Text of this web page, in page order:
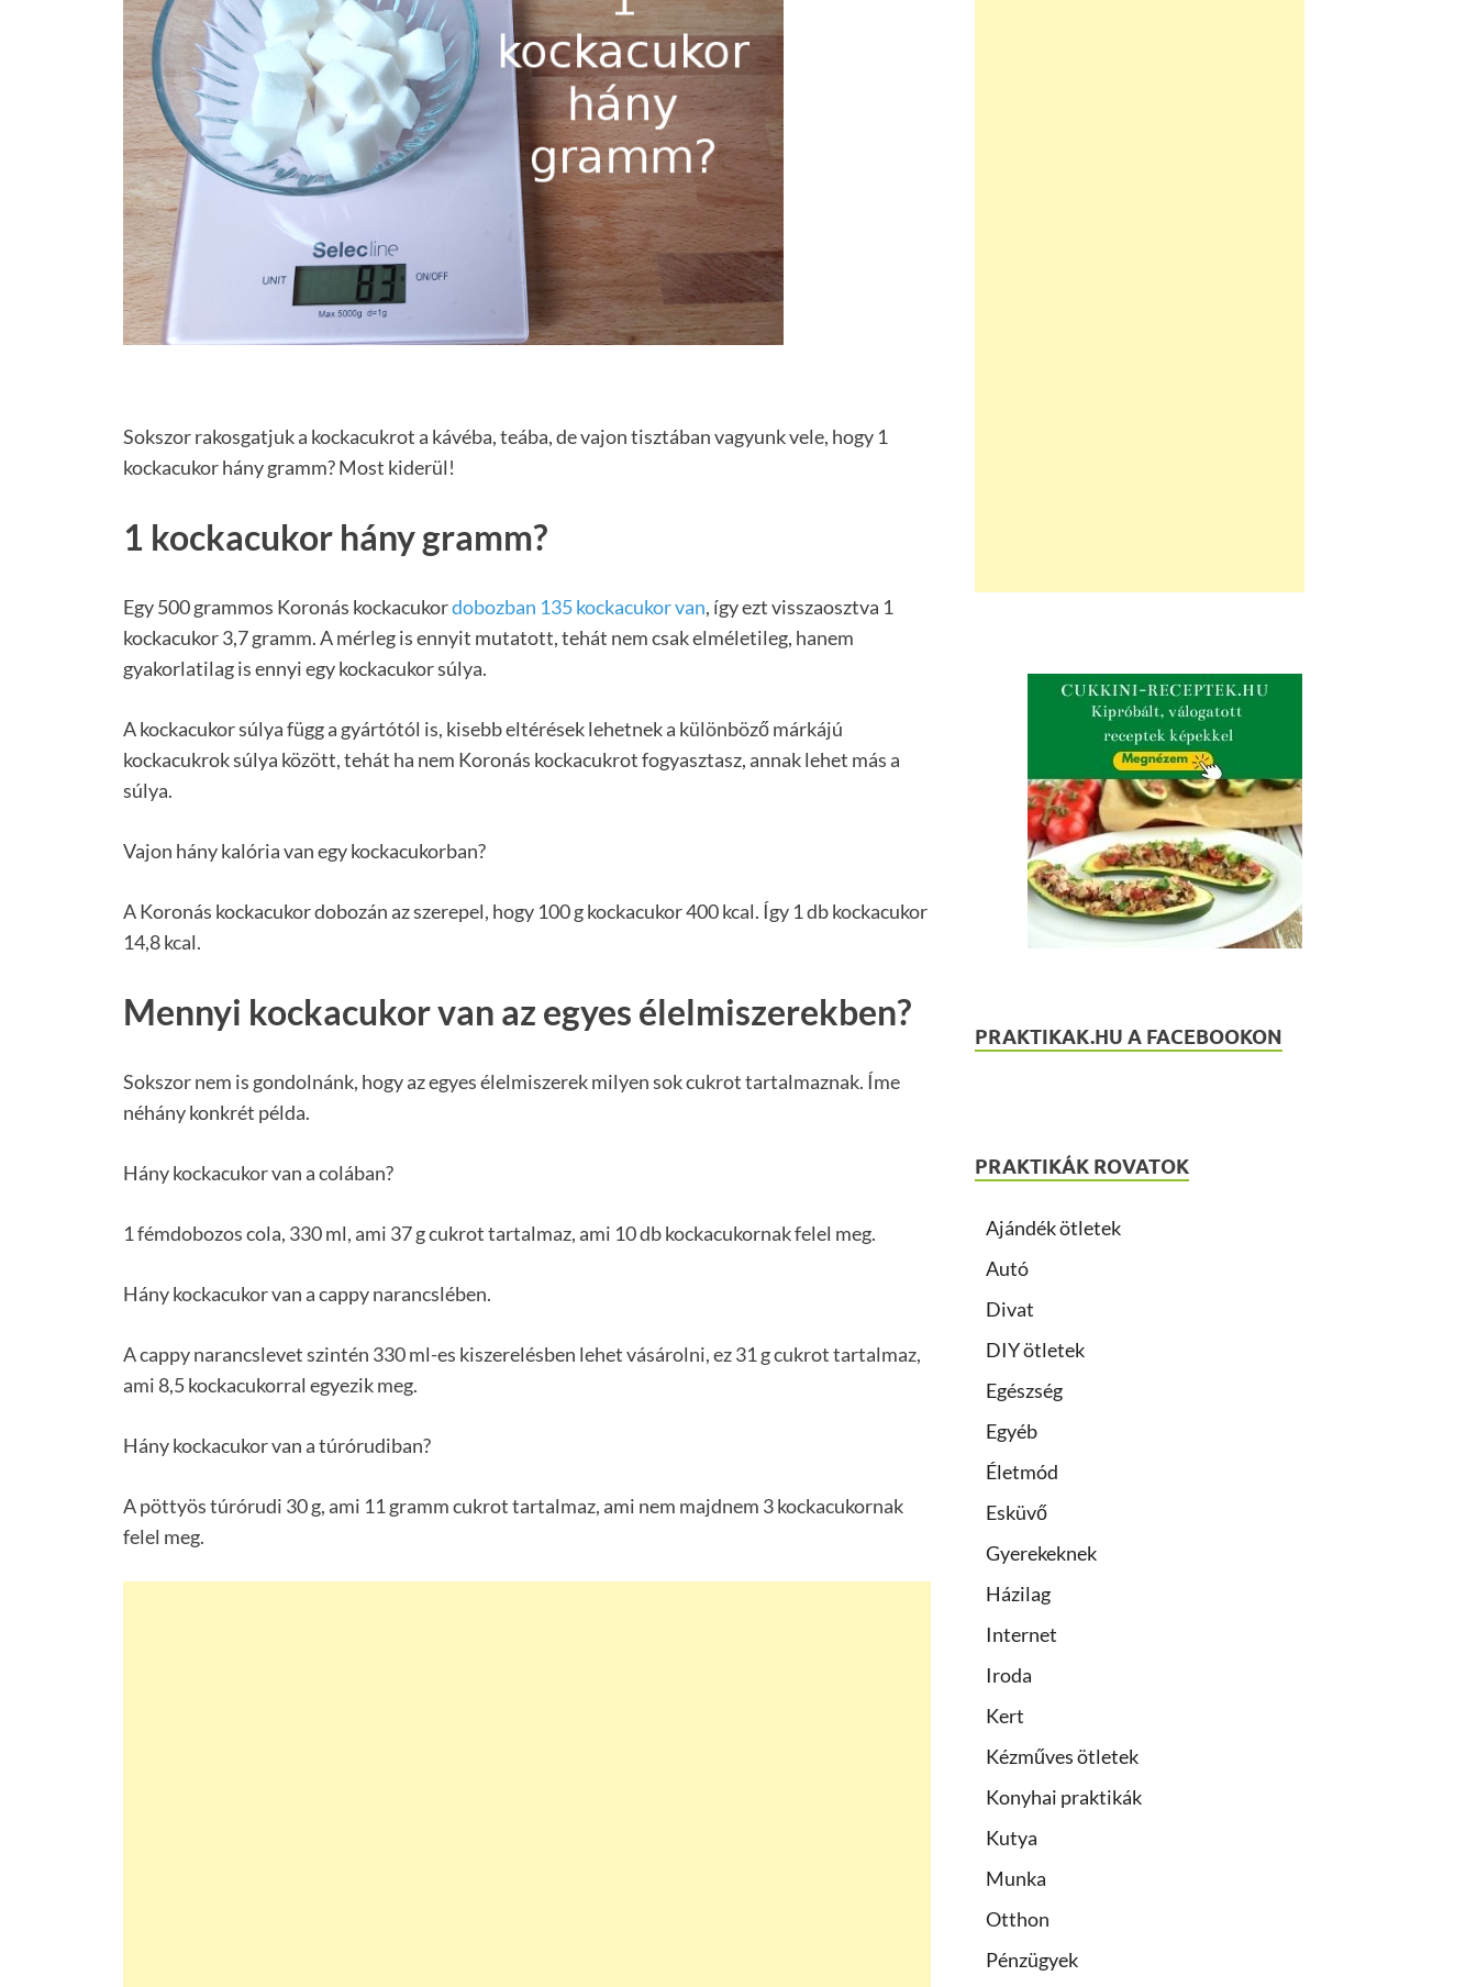
Sokszor rakosgatjuk a kockacukrot a kávéba, teába, de vajon tisztában vagyunk vele, hogy 1
kockacukor hány gramm? Most kiderül!
1 kockacukor hány gramm?
Egy 500 grammos Koronás kockacukordobozban 135 kockacukor van, így ezt visszaosztva 1
kockacukor 3,7 gramm. A mérleg is ennyit mutatott, tehát nem csak elméletileg, hanem
gyakorlatilag is ennyi egy kockacukor súlya.
A kockacukor súlya függ a gyártótól is, kisebb eltérések lehetnek a különböző márkájú
kockacukrok súlya között, tehát ha nem Koronás kockacukrot fogyasztasz, annak lehet más a
súlya.
Vajon hány kalória van egy kockacukorban?
A Koronás kockacukor dobozán az szerepel, hogy 100 g kockacukor 400 kcal. Így 1 db kockacukor
14,8 kcal.
Mennyi kockacukor van az egyes élelmiszerekben?
Sokszor nem is gondolnánk, hogy az egyes élelmiszerek milyen sok cukrot tartalmaznak. Íme
néhány konkrét példa.
Hány kockacukor van a colában?
1 fémdobozos cola, 330 ml, ami 37 g cukrot tartalmaz, ami 10 db kockacukornak felel meg.
Hány kockacukor van a cappy narancslében.
A cappy narancslevet szintén 330 ml-es kiszerelésben lehet vásárolni, ez 31 g cukrot tartalmaz,
ami 8,5 kockacukorral egyezik meg.
Hány kockacukor van a túrórudiban?
A pöttyös túrórudi 30 g, ami 11 gramm cukrot tartalmaz, ami nem majdnem 3 kockacukornak
felel meg.
PRAKTIKAK.HU A FACEBOOKON
PRAKTIKÁK ROVATOK
Ajándék ötletek
Autó
Divat
DIY ötletek
Egészség
Egyéb
Életmód
Esküvő
Gyerekeknek
Házilag
Internet
Iroda
Kert
Kézműves ötletek
Konyhai praktikák
Kutya
Munka
Otthon
Pénzügyek